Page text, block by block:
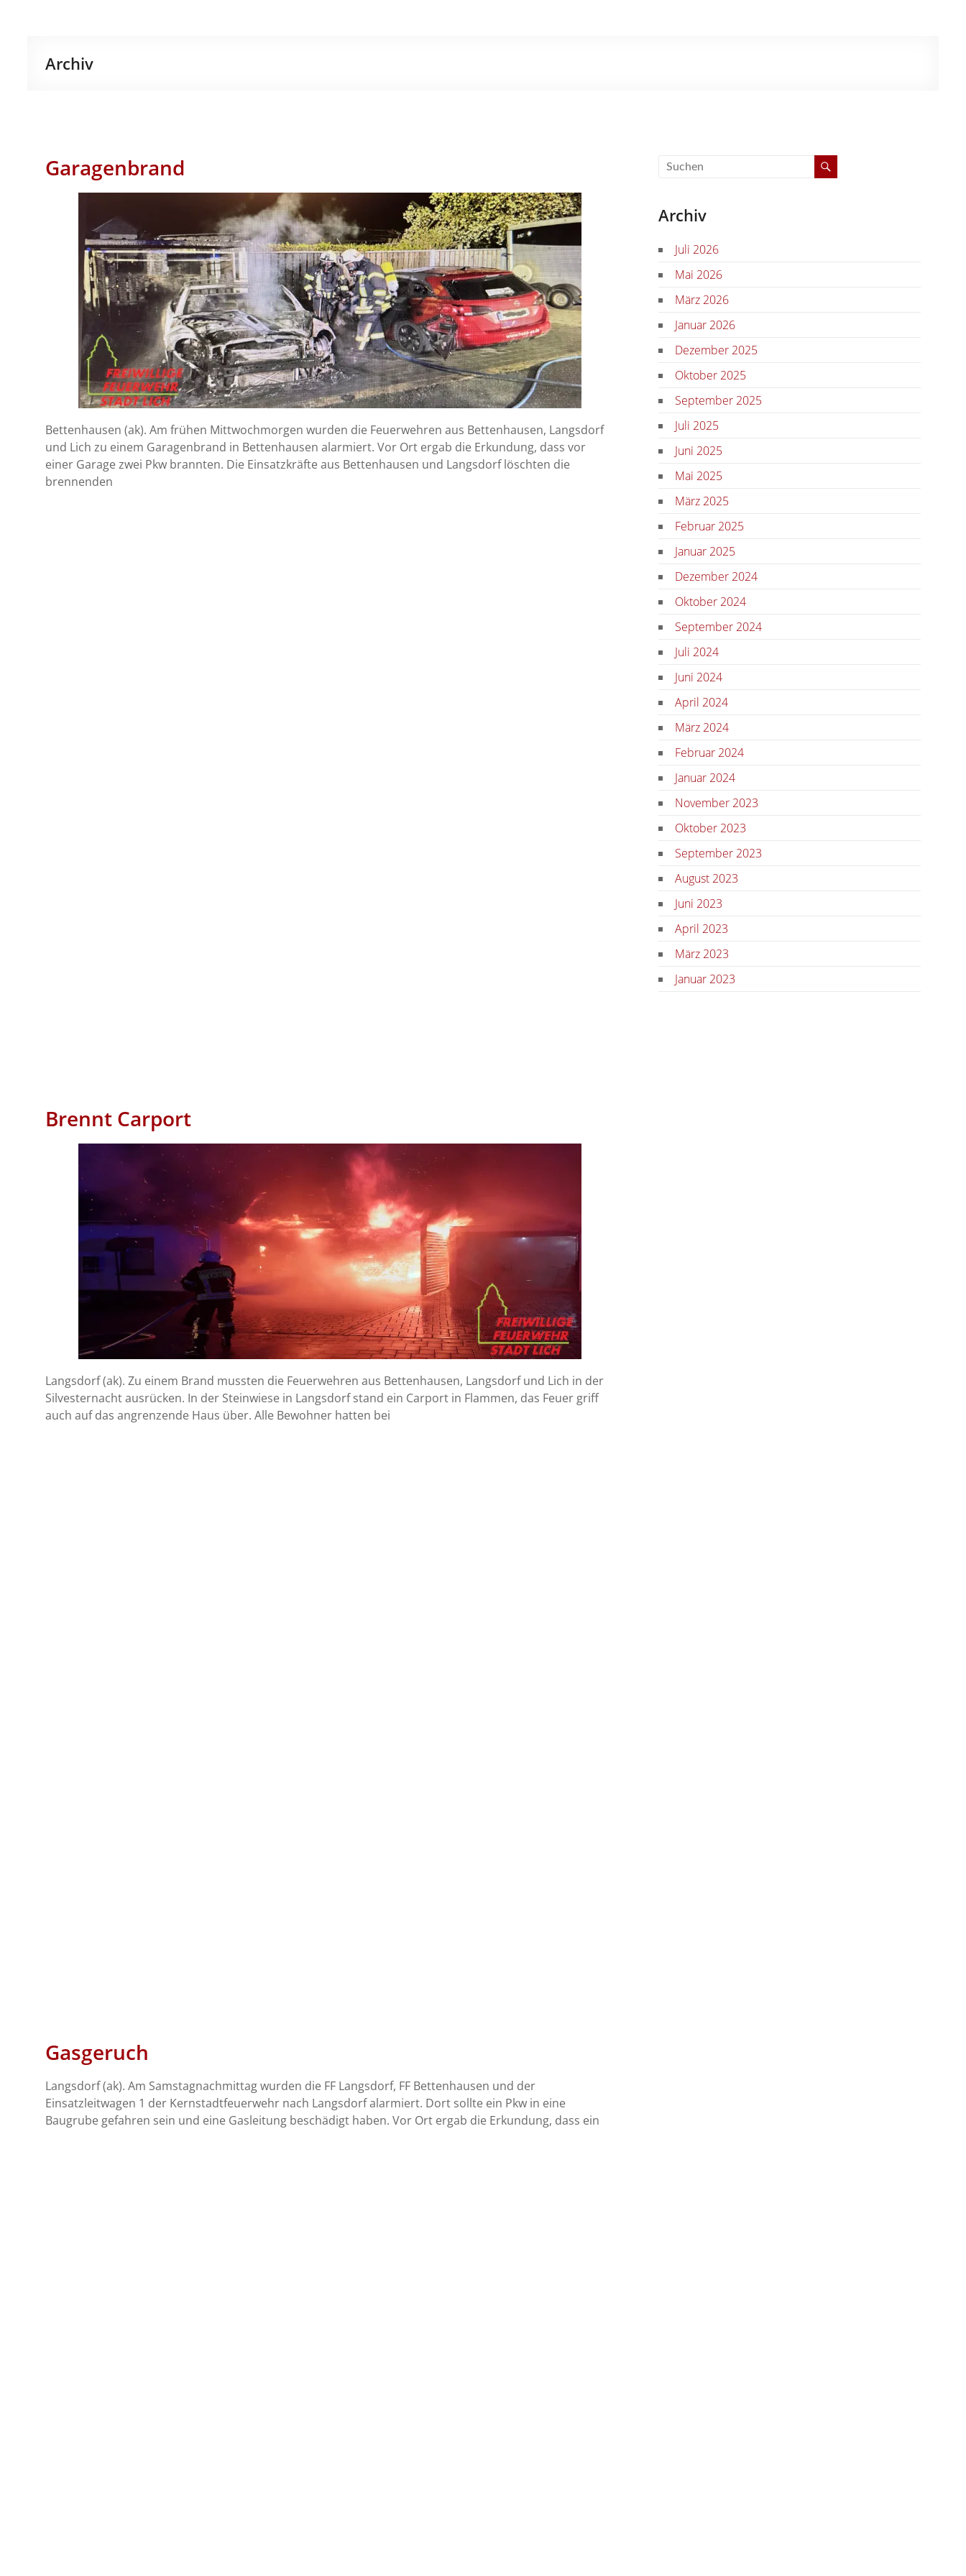
Archiv
Garagenbrand
Bettenhausen (ak). Am frühen Mittwochmorgen wurden die Feuerwehren aus Bettenhausen, Langsdorf
und Lich zu einem Garagenbrand in Bettenhausen alarmiert. Vor Ort ergab die Erkundung, dass vor
einer Garage zwei Pkw brannten. Die Einsatzkräfte aus Bettenhausen und Langsdorf löschten die
brennenden
Brennt Carport
Langsdorf (ak). Zu einem Brand mussten die Feuerwehren aus Bettenhausen, Langsdorf und Lich in der
Silvesternacht ausrücken. In der Steinwiese in Langsdorf stand ein Carport in Flammen, das Feuer griff
auch auf das angrenzende Haus über. Alle Bewohner hatten bei
Gasgeruch
Langsdorf (ak). Am Samstagnachmittag wurden die FF Langsdorf, FF Bettenhausen und der
Einsatzleitwagen 1 der Kernstadtfeuerwehr nach Langsdorf alarmiert. Dort sollte ein Pkw in eine
Baugrube gefahren sein und eine Gasleitung beschädigt haben. Vor Ort ergab die Erkundung, dass ein
Archiv
Juli 2026
Mai 2026
März 2026
Januar 2026
Dezember 2025
Oktober 2025
September 2025
Juli 2025
Juni 2025
Mai 2025
März 2025
Februar 2025
Januar 2025
Dezember 2024
Oktober 2024
September 2024
Juli 2024
Juni 2024
April 2024
März 2024
Februar 2024
Januar 2024
November 2023
Oktober 2023
September 2023
August 2023
Juni 2023
April 2023
März 2023
Januar 2023